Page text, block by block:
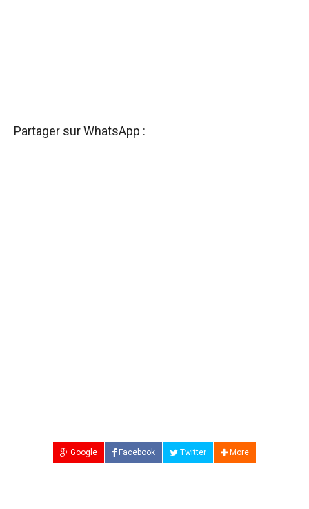
Partager sur WhatsApp :
Google Facebook Twitter More